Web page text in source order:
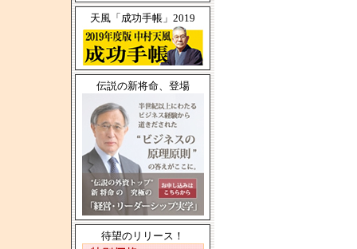
天風「成功手帳」2019
伝説の新将命、登場
待望のリリース！